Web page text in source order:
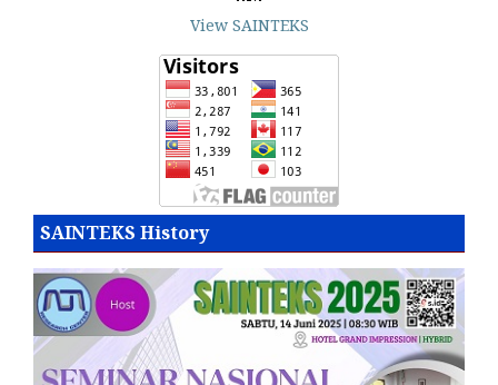
View SAINTEKS
SAINTEKS History